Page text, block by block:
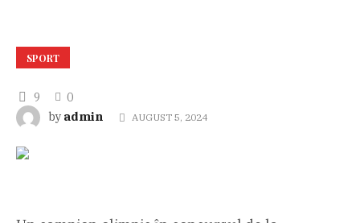
SPORT
9
0
by admin AUGUST 5, 2024